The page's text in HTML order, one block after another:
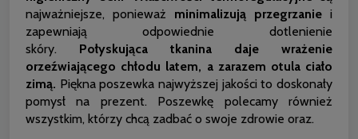
najważniejsze, ponieważ minimalizują przegrzanie i
zapewniają odpowiednie dotlenienie
skóry. Połyskująca tkanina daje wrażenie
orzeźwiającego chłodu latem, a zarazem otula ciało
zimą. Piękna poszewka najwyższej jakości to doskonały
pomysł na prezent. Poszewkę polecamy również
wszystkim, którzy chcą zadbać o swoje zdrowie oraz.